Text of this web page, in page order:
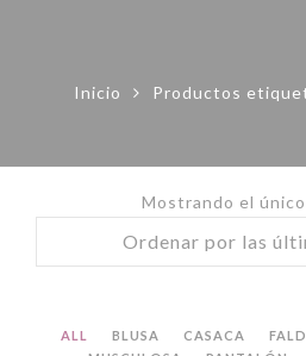
Inicio Productos
Mostrando el
ALL BLUSA CASACA